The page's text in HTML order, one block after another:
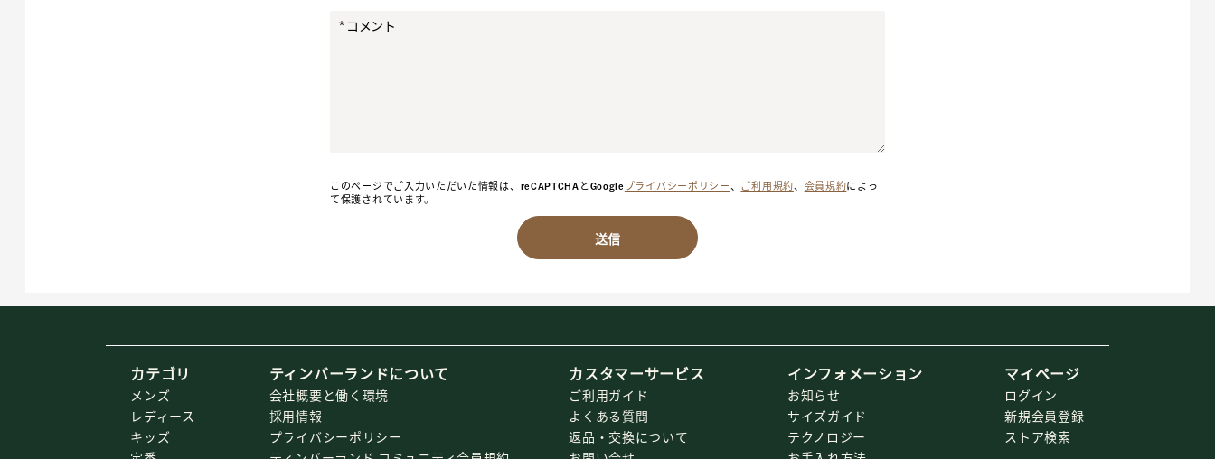
コメント
このページでご入力いただいた情報は、reCAPTCHAとGoogleプライバシーポリシー、 ご利用規約、 会員規約によっ
て保護されています。
送信
カテゴリ
メンズ
レディース
キッズ
ティンバーランドについて
会社概要と働く環境
採用情報
プライバシーポリシー
カスタマーサービス
ご利用ガイド
よくある質問
返品・交換について
インフォメーション
お知らせ
サイズガイド
テクノロジー
マイページ
ログイン
新規会員登録
ストア検索